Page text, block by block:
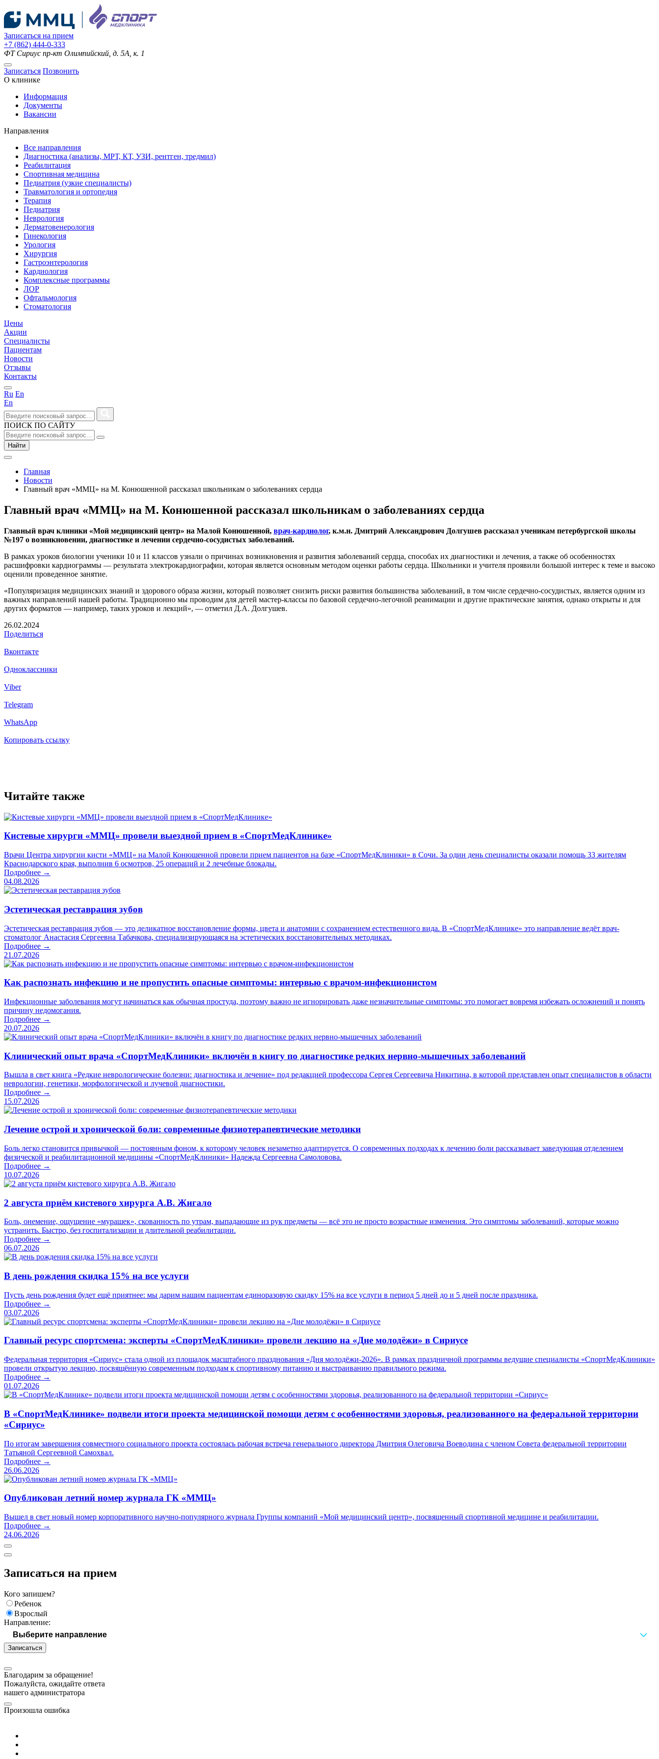
Записаться на прием
+7 (862) 444-0-333
ФТ Сириус пр-кт Олимпийский, д. 5А, к. 1
Записаться Позвонить
О клинике
Информация
Документы
Вакансии
Направления
Все направления
Диагностика (анализы, МРТ, КТ, УЗИ, рентген, тредмил)
Реабилитация
Спортивная медицина
Педиатрия (узкие специалисты)
Травматология и ортопедия
Терапия
Педиатрия
Неврология
Дерматовенерология
Гинекология
Урология
Хирургия
Гастроэнтерология
Кардиология
Комплексные программы
ЛОР
Офтальмология
Стоматология
Цены
Акции
Специалисты
Пациентам
Новости
Отзывы
Контакты
Ru En
En
ПОИСК ПО САЙТУ
Найти
Главная
Новости
Главный врач «ММЦ» на М. Конюшенной рассказал школьникам о заболеваниях сердца
Главный врач «ММЦ» на М. Конюшенной рассказал школьникам о заболеваниях сердца
Главный врач клиники «Мой медицинский центр» на Малой Конюшенной, врач-кардиолог, к.м.н. Дмитрий Александрович Долгушев рассказал ученикам петербургской школы
№197 о возникновении, диагностике и лечении сердечно-сосудистых заболеваний.
В рамках уроков биологии ученики 10 и 11 классов узнали о причинах возникновения и развития заболеваний сердца, способах их диагностики и лечения, а также об особенностях
расшифровки кардиограммы — результата электрокардиографии, которая является основным методом оценки работы сердца. Школьники и учителя проявили большой интерес к теме и высоко
оценили проведенное занятие.
«Популяризация медицинских знаний и здорового образа жизни, который позволяет снизить риски развития большинства заболеваний, в том числе сердечно-сосудистых, является одним из
важных направлений нашей работы. Традиционно мы проводим для детей мастер-классы по базовой сердечно-легочной реанимации и другие практические занятия, однако открыты и для
других форматов — например, таких уроков и лекций», — отметил Д.А. Долгушев.
26.02.2024
Поделиться
Вконтакте
Одноклассники
Viber
Telegram
WhatsApp
Копировать ссылку
Читайте также
Кистевые хирурги «ММЦ» провели выездной прием в «СпортМедКлинике»
Врачи Центра хирургии кисти «ММЦ» на Малой Конюшенной провели прием пациентов на базе «СпортМедКлиники» в Сочи. За один день специалисты оказали помощь 33 жителям
Краснодарского края, выполнив 6 осмотров, 25 операций и 2 лечебные блокады.
Подробнее →
04.08.2026
Эстетическая реставрация зубов
Эстетическая реставрация зубов — это деликатное восстановление формы, цвета и анатомии с сохранением естественного вида. В «СпортМедКлинике» это направление ведёт врач-
стоматолог Анастасия Сергеевна Табачкова, специализирующаяся на эстетических восстановительных методиках.
Подробнее →
21.07.2026
Как распознать инфекцию и не пропустить опасные симптомы: интервью с врачом-инфекционистом
Инфекционные заболевания могут начинаться как обычная простуда, поэтому важно не игнорировать даже незначительные симптомы: это помогает вовремя избежать осложнений и понять
причину недомогания.
Подробнее →
20.07.2026
Клинический опыт врача «СпортМедКлиники» включён в книгу по диагностике редких нервно-мышечных заболеваний
Вышла в свет книга «Редкие неврологические болезни: диагностика и лечение» под редакцией профессора Сергея Сергеевича Никитина, в которой представлен опыт специалистов в области
неврологии, генетики, морфологической и лучевой диагностики.
Подробнее →
15.07.2026
Лечение острой и хронической боли: современные физиотерапевтические методики
Боль легко становится привычкой — постоянным фоном, к которому человек незаметно адаптируется. О современных подходах к лечению боли рассказывает заведующая отделением
физической и реабилитационной медицины «СпортМедКлиники» Надежда Сергеевна Самоловова.
Подробнее →
10.07.2026
2 августа приём кистевого хирурга А.В. Жигало
Боль, онемение, ощущение «мурашек», скованность по утрам, выпадающие из рук предметы — всё это не просто возрастные изменения. Это симптомы заболеваний, которые можно
устранить. Быстро, без госпитализации и длительной реабилитации.
Подробнее →
06.07.2026
В день рождения скидка 15% на все услуги
Пусть день рождения будет ещё приятнее: мы дарим нашим пациентам единоразовую скидку 15% на все услуги в период 5 дней до и 5 дней после праздника.
Подробнее →
03.07.2026
Главный ресурс спортсмена: эксперты «СпортМедКлиники» провели лекцию на «Дне молодёжи» в Сириусе
Федеральная территория «Сириус» стала одной из площадок масштабного празднования «Дня молодёжи-2026». В рамках праздничной программы ведущие специалисты «СпортМедКлиники»
провели открытую лекцию, посвящённую современным подходам к спортивному питанию и выстраиванию правильного режима.
Подробнее →
01.07.2026
В «СпортМедКлинике» подвели итоги проекта медицинской помощи детям с особенностями здоровья, реализованного на федеральной территории
«Сириус»
По итогам завершения совместного социального проекта состоялась рабочая встреча генерального директора Дмитрия Олеговича Воеводина с членом Совета федеральной территории
Татьяной Сергеевной Самохвал.
Подробнее →
26.06.2026
Опубликован летний номер журнала ГК «ММЦ»
Вышел в свет новый номер корпоративного научно-популярного журнала Группы компаний «Мой медицинский центр», посвященный спортивной медицине и реабилитации.
Подробнее →
24.06.2026
Записаться на прием
Кого запишем?
Ребенок
Взрослый
Направление:
Записаться
Благодарим за обращение!
Пожалуйста, ожидайте ответа
нашего администратора
Произошла ошибка